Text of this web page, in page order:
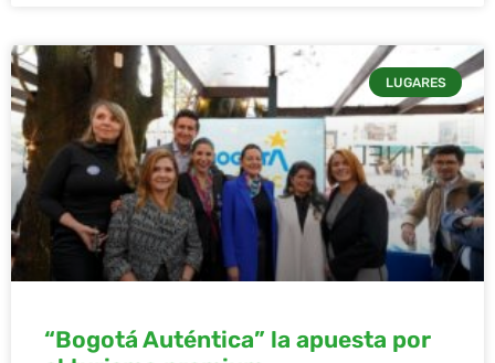
LUGARES
“Bogotá Auténtica” la apuesta por